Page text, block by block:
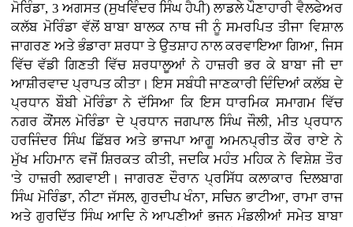
ਮੋਰਿੰਡਾ, 3 ਅਗਸਤ (ਸੁਖਵਿੰਦਰ ਸਿੰਘ ਹੈਪੀ)ਲਾਡਲੇ ਪੌਣਾਹਾਰੀ ਵੈਲਫੇਅਰ
ਕਲੱਬ ਮੋਰਿੰਡਾ ਵੱਲੋਂ ਬਾਬਾ ਬਾਲਕ ਨਾਥ ਜੀ ਨੂੰ ਸਮਰਪਿਤ ਤੀਜਾ ਵਿਸ਼ਾਲ
ਜਾਗਰਣ ਅਤੇ ਭੰਡਾਰਾ ਸ਼ਰਧਾ ਤੇ ਉਤਸ਼ਾਹ ਨਾਲ ਕਰਵਾਇਆ ਗਿਆ, ਜਿਸ
ਵਿੱਚ ਵੱਡੀ ਗਿਣਤੀ ਵਿੱਚ ਸ਼ਰਧਾਲੂਆਂ ਨੇ ਹਾਜ਼ਰੀ ਭਰ ਕੇ ਬਾਬਾ ਜੀ ਦਾ
ਆਸ਼ੀਰਵਾਦ ਪ੍ਰਾਪਤ ਕੀਤਾ। ਇਸ ਸਬੰਧੀ ਜਾਣਕਾਰੀ ਦਿੰਦਿਆਂ ਕਲੱਬ ਦੇ
ਪ੍ਰਧਾਨ ਬੌਬੀ ਮੋਰਿੰਡਾ ਨੇ ਦੱਸਿਆ ਕਿ ਇਸ ਧਾਰਮਿਕ ਸਮਾਗਮ ਵਿੱਚ
ਨਗਰ ਕੌਂਸਲ ਮੋਰਿੰਡਾ ਦੇ ਪ੍ਰਧਾਨ ਜਗਪਾਲ ਸਿੰਘ ਜੌਲੀ, ਮੀਤ ਪ੍ਰਧਾਨ
ਹਰਜਿੰਦਰ ਸਿੰਘ ਛਿੱਬਰ ਅਤੇ ਭਾਜਪਾ ਆਗੂ ਅਮਨਪ੍ਰੀਤ ਕੌਰ ਰਾਏ ਨੇ
ਮੁੱਖ ਮਹਿਮਾਨ ਵਜੋਂ ਸ਼ਿਰਕਤ ਕੀਤੀ, ਜਦਕਿ ਮਹੰਤ ਮਹਿਕ ਨੇ ਵਿਸ਼ੇਸ਼ ਤੌਰ
'ਤੇ ਹਾਜ਼ਰੀ ਲਗਵਾਈ। ਜਾਗਰਣ ਦੌਰਾਨ ਪ੍ਰਸਿੱਧ ਕਲਾਕਾਰ ਦਿਲਬਾਗ
ਸਿੰਘ ਮੋਰਿੰਡਾ, ਨੀਟਾ ਜੱਸਲ, ਗੁਰਦੀਪ ਖੰਨਾ, ਸਚਿਨ ਭਾਟੀਆ, ਰਾਮਾ ਰਾਜ
ਅਤੇ ਗੁਰਦਿੱਤ ਸਿੰਘ ਆਦਿ ਨੇ ਆਪਣੀਆਂ ਭਜਨ ਮੰਡਲੀਆਂ ਸਮੇਤ ਬਾਬਾ